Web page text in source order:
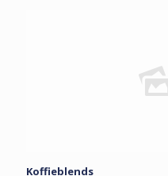
Koffieblends